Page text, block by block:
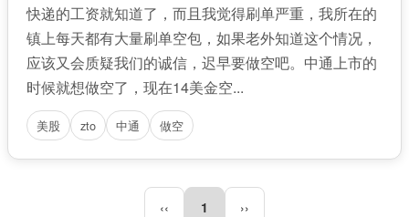
快递的工资就知道了，而且我觉得刷单严重，我所在的
镇上每天都有大量刷单空包，如果老外知道这个情况，
应该又会质疑我们的诚信，迟早要做空吧。中通上市的
时候就想做空了，现在14美金空...
美股 zto 中通 做空
‹‹ 1 ››